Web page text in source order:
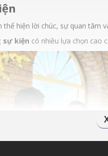
hiện lời chúc, sự quan tâm
sự kiện có nhiều lựa chọn cao